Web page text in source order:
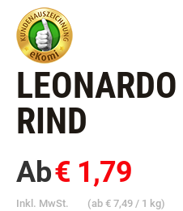
RIND
Ab€ 1,79
Inkl. MwSt. (ab € 7,49 / 1 kg)